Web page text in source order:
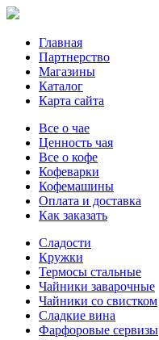
Главная
Партнерство
Магазины
Каталог
Карта сайта
Все о чае
Ценность чая
Все о кофе
Кофеварки
Кофемашины
Оплата и доставка
Как заказать
Сладости
Кружки
Термосы стальные
Чайники заварочные
Чайники со свистком
Сладкие вина
Фарфоровые сервизы